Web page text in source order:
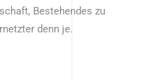
Bestehendes zu
denn je.